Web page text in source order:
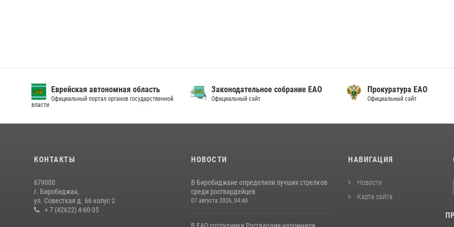
Еврейская автономная область
Официальный портал органов государственной
власти
Законодательное собрание ЕАО
Официальный сайт
Прокуратура ЕАО
Официальный сайт
КОНТАКТЫ
679000
г. Биробиджан,
ул. Совесткая д. 66 копус 2
+ 7 (42622) 4-60-35
НОВОСТИ
В Биробиджане определили лучших стрелков
среди росгвардейцев
07 августа 2026, 04:40
НАВИГАЦИЯ
Новости
Карта сайта